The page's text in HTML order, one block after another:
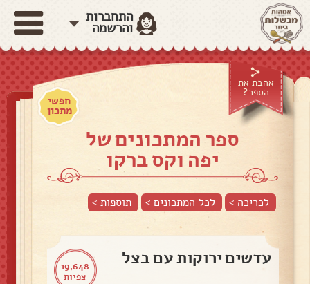
התחברות
והרשמה
אהבת את
הספר?
חפשי
מתכון
ספר המתכונים של
יפה וקס ברקו
לכריכה > לכל המתכונים > תוספות>
19,648
צפיות
עדשים ירוקות עם בצל